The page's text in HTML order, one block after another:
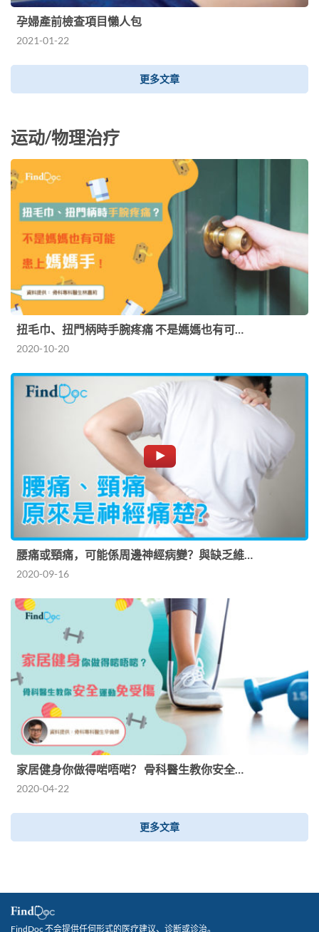
孕婦產前檢查項目懶人包
2021-01-22
更多文章
运动/物理治疗
扭毛巾、扭門柄時手腕疼痛 不是媽媽也有可…
2020-10-20
腰痛或頸痛，可能係周邊神經病變？與缺乏維…
2020-09-16
家居健身你做得啱唔啱？ 骨科醫生教你安全…
2020-04-22
更多文章
FindDoc 不会提供任何形式的医疗建议、诊断或诊治。